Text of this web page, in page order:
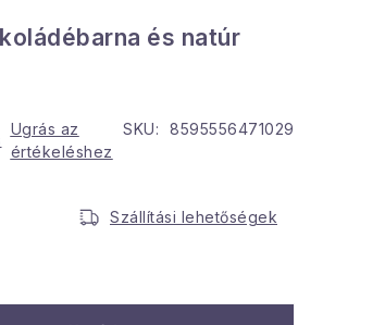
és natúr
Ugrás az
értékeléshez
SKU: 8595556471029
Szállítási lehetőségek